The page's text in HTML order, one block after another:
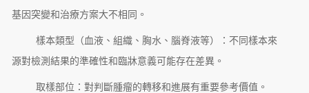
基因突變和治療方案大不相同。
樣本類型（血液、組織、胸水、腦脊液等）：不同樣本來
源對檢測結果的準確性和臨牀意義可能存在差異。
取樣部位：對判斷腫瘤的轉移和進展有重要參考價值。